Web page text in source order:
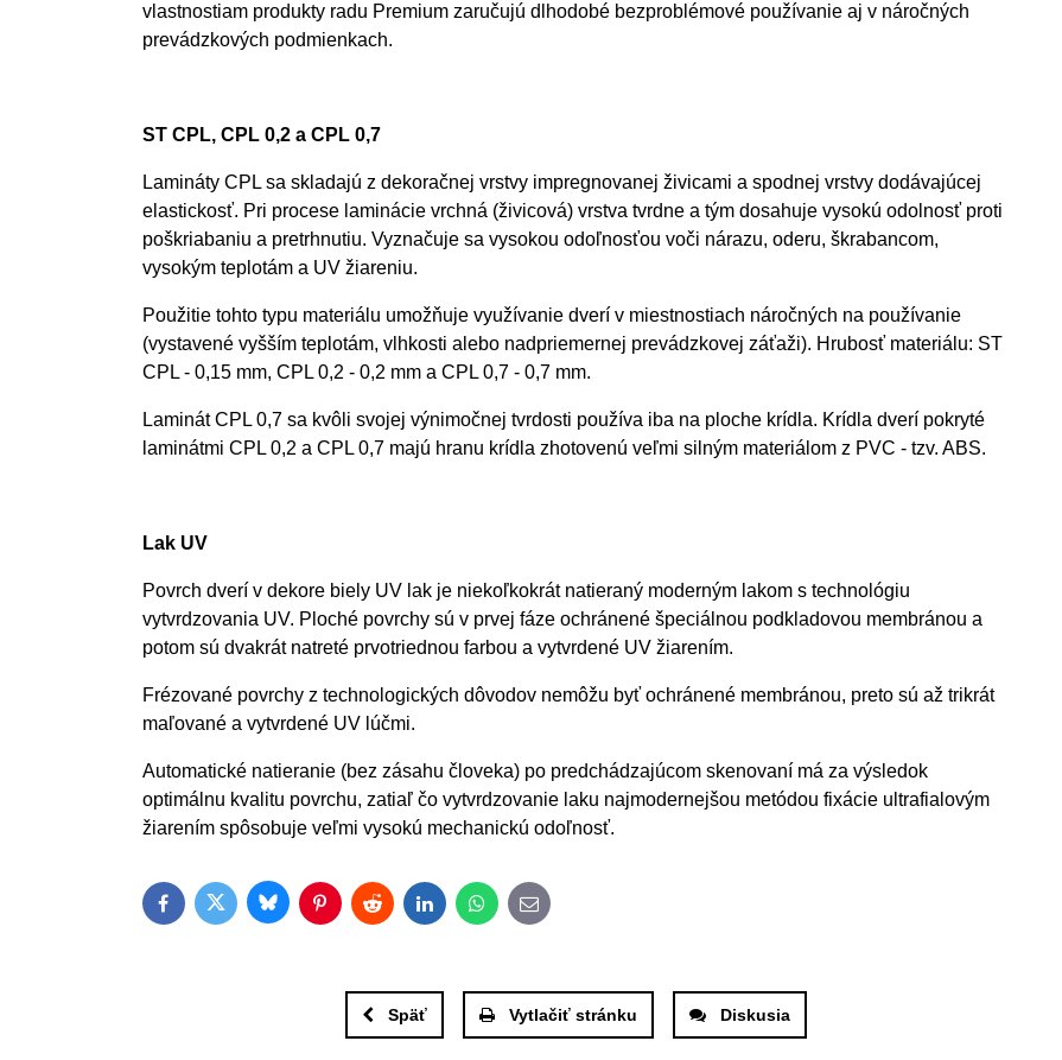
vlastnostiam produkty radu Premium zaručujú dlhodobé bezproblémové používanie aj v náročných
prevádzkových podmienkach.
ST CPL, CPL 0,2 a CPL 0,7
Lamináty CPL sa skladajú z dekoračnej vrstvy impregnovanej živicami a spodnej vrstvy dodávajúcej
elastickosť. Pri procese laminácie vrchná (živicová) vrstva tvrdne a tým dosahuje vysokú odolnosť proti
poškriabaniu a pretrhnutiu. Vyznačuje sa vysokou odoľnosťou voči nárazu, oderu, škrabancom,
vysokým teplotám a UV žiareniu.
Použitie tohto typu materiálu umožňuje využívanie dverí v miestnostiach náročných na používanie
(vystavené vyšším teplotám, vlhkosti alebo nadpriemernej prevádzkovej záťaži). Hrubosť materiálu: ST
CPL - 0,15 mm, CPL 0,2 - 0,2 mm a CPL 0,7 - 0,7 mm.
Laminát CPL 0,7 sa kvôli svojej výnimočnej tvrdosti používa iba na ploche krídla. Krídla dverí pokryté
laminátmi CPL 0,2 a CPL 0,7 majú hranu krídla zhotovenú veľmi silným materiálom z PVC - tzv. ABS.
Lak UV
Povrch dverí v dekore biely UV lak je niekoľkokrát natieraný moderným lakom s technológiu
vytvrdzovania UV. Ploché povrchy sú v prvej fáze ochránené špeciálnou podkladovou membránou a
potom sú dvakrát natreté prvotriednou farbou a vytvrdené UV žiarením.
Frézované povrchy z technologických dôvodov nemôžu byť ochránené membránou, preto sú až trikrát
maľované a vytvrdené UV lúčmi.
Automatické natieranie (bez zásahu človeka) po predchádzajúcom skenovaní má za výsledok
optimálnu kvalitu povrchu, zatiaľ čo vytvrdzovanie laku najmodernejšou metódou fixácie ultrafialovým
žiarením spôsobuje veľmi vysokú mechanickú odoľnosť.
FacebookTwitterBlueskyPinterestRedditLinkedInWhatsApp
E-mail
Späť Vytlačiť stránku Diskusia